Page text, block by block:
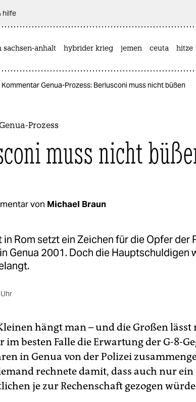
hilfe
sachsen-anhalt hybrider krieg jemen ceuta hitze
Kommentar Genua-Prozess: Berlusconi muss nicht büßen
Prozess
muss nicht
von Michael Braun
in Rom setzt ein Zeichen für die Opfer der
Genua 2001. Doch die Hauptschuldigen
hängt man – und die Großen lässt
im besten Falle die Erwartung der G-8-
in Genua von der Polizei
rechnete damit, dass auch nur
je zur Rechenschaft gezogen